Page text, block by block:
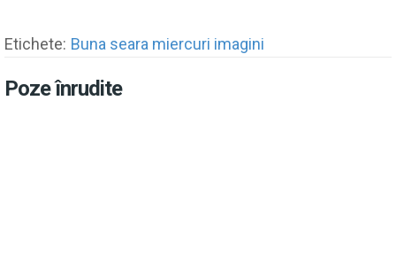
Etichete: Buna seara miercuri imagini
Poze înrudite